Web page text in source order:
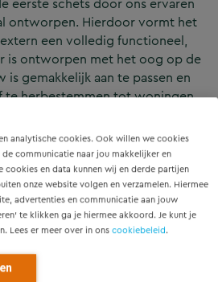
analytische cookies. Ook willen we cookies
communicatie naar jou makkelijker en
cookies en data kunnen wij en derde partijen
onze website volgen en verzamelen. Hiermee
advertenties en communicatie aan jouw
te klikken ga je hiermee akkoord. Je kunt je
Lees er meer over in ons cookiebeleid.
eerste schets door ons ervaren
ontworpen. Hierdoor vormt het
een volledig functioneel,
is ontworpen met het oog op de
gemakkelijk aan te passen en
te herbestemmen tot woningen
de voertuigenloods
woningbouwhoogte in plaats
hoogte voor deze functie. De
opgezet, vast raamwerk
geveldelen eenvoudig zijn aan te
en circulariteit